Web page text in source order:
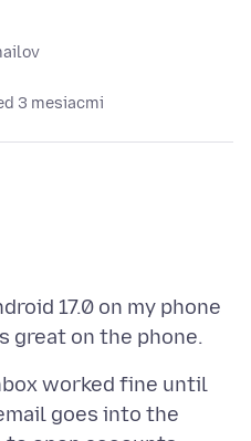
3 mesiacmi
17.0 on my phone
worked fine until
goes into the